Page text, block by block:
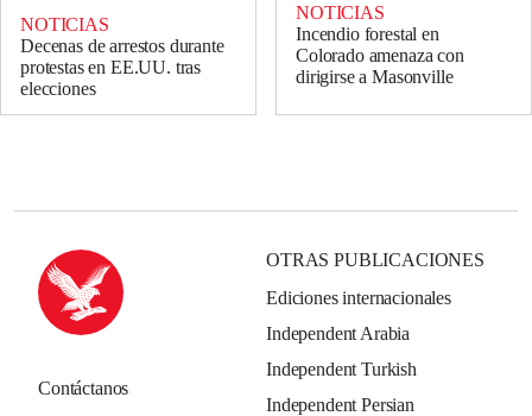
NOTICIAS
Decenas de arrestos durante
protestas en EE.UU. tras
elecciones
NOTICIAS
Incendio forestal en
Colorado amenaza con
dirigirse a Masonville
Contáctanos
OTRAS PUBLICACIONES
Ediciones internacionales
Independent Arabia
Independent Turkish
Independent Persian